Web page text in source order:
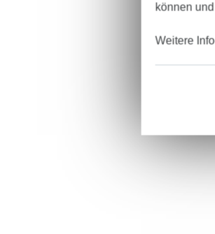
können
Weitere